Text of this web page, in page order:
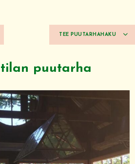
TEE PUUTARHAHAKU
puutarha